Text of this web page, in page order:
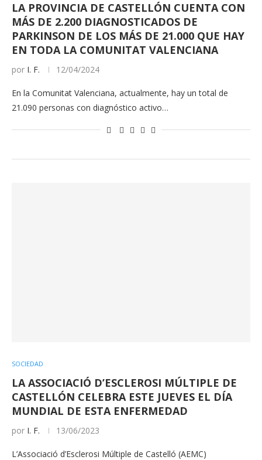
LA PROVINCIA DE CASTELLÓN CUENTA CON
MÁS DE 2.200 DIAGNOSTICADOS DE
PARKINSON DE LOS MÁS DE 21.000 QUE HAY
EN TODA LA COMUNITAT VALENCIANA
por I. F. 12/04/2024
En la Comunitat Valenciana, actualmente, hay un total de
21.090 personas con diagnóstico activo…
SOCIEDAD
LA ASSOCIACIÓ D’ESCLEROSI MÚLTIPLE DE
CASTELLÓN CELEBRA ESTE JUEVES EL DÍA
MUNDIAL DE ESTA ENFERMEDAD
por I. F. 13/06/2023
L’Associació d’Esclerosi Múltiple de Castelló (AEMC)